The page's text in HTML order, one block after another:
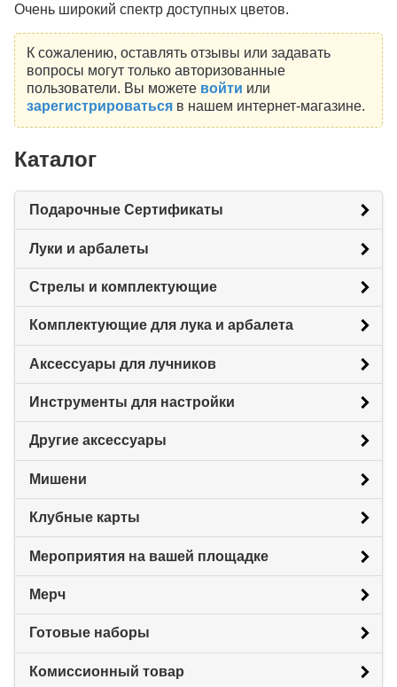
Очень широкий спектр доступных цветов.
К сожалению, оставлять отзывы или задавать
вопросы могут только авторизованные
пользователи. Вы можете войти или
зарегистрироватьсяв нашем интернет-магазине.
Каталог
Подарочные Сертификаты
Луки и арбалеты
Стрелы и комплектующие
Комплектующие для лука и арбалета
Аксессуары для лучников
Инструменты для настройки
Другие аксессуары
Мишени
Клубные карты
Мероприятия на вашей площадке
Мерч
Готовые наборы
Комиссионный товар